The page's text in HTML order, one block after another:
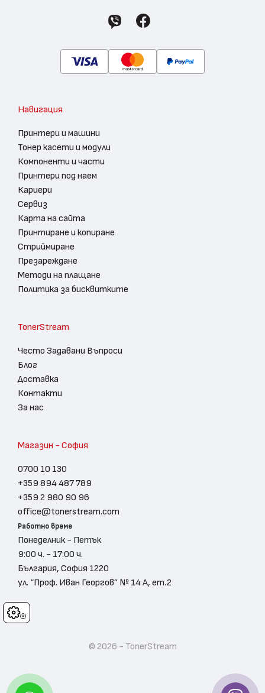
Cookies
Навигация
Принтери и машини
Тонер касети и модули
Компоненти и части
Принтери под наем
Кариери
Сервиз
Карта на сайта
Принтиране и копиране
Стриймиране
Презареждане
Методи на плащане
Политика за бисквитките
TonerStream
Често Задавани Въпроси
Блог
Доставка
Контакти
За нас
Магазин - София
0700 10 130
+359 894 487 789
+359 2 980 90 96
office@tonerstream.com
Работно време
Понеделник - Петък
9:00 ч. - 17:00 ч.
България, София 1220
ул. “Проф. Иван Георгов” № 14 А, ет.2
© 2026 - TonerStream